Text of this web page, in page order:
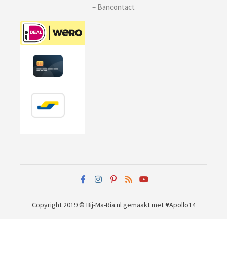
– Bancontact
Copyright 2019 © Bij-Ma-Ria.nlgemaakt met ♥Apollo14